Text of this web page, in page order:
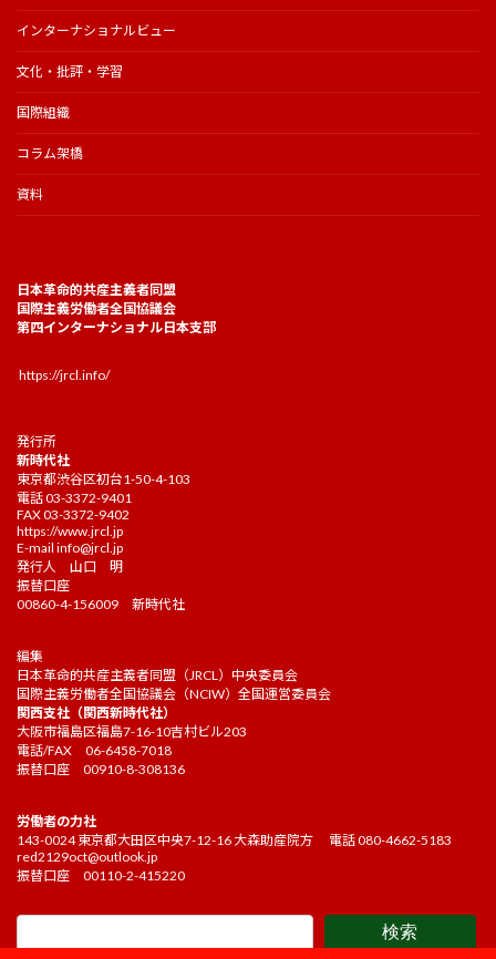
インターナショナルビュー
文化・批評・学習
国際組織
コラム架橋
資料
日本革命的共産主義者同盟
国際主義労働者全国協議会
第四インターナショナル日本支部
https://jrcl.info/
発行所
新時代社
東京都渋谷区初台1-50-4-103
電話 03-3372-9401
FAX 03-3372-9402
https://www.jrcl.jp
E-mail info@jrcl.jp
発行人 山口 明
振替口座
00860-4-156009 新時代社
編集
日本革命的共産主義者同盟（JRCL）中央委員会
国際主義労働者全国協議会（NCIW）全国運営委員会
関西支社（関西新時代社）
大阪市福島区福島7-16-10吉村ビル203
電話/FAX 06-6458-7018
振替口座 00910-8-308136
労働者の力社
143-0024 東京都大田区中央7-12-16 大森助産院方 電話 080-4662-5183
red2129oct@outlook.jp
振替口座 00110-2-415220
検索